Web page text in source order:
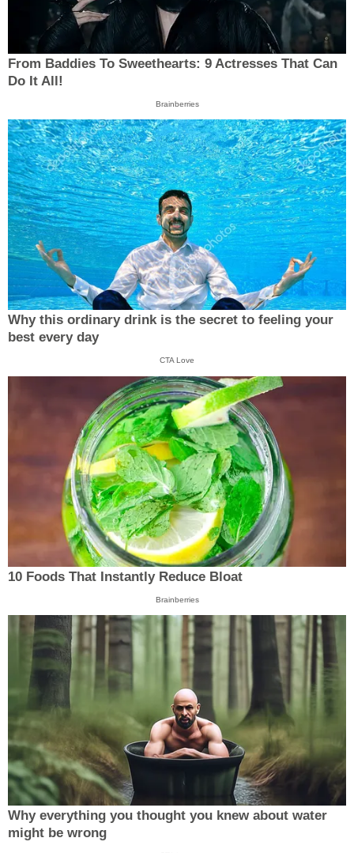
From Baddies To Sweethearts: 9 Actresses That Can
Do It All!
Brainberries
Why this ordinary drink is the secret to feeling your
best every day
CTA Love
10 Foods That Instantly Reduce Bloat
Brainberries
Why everything you thought you knew about water
might be wrong